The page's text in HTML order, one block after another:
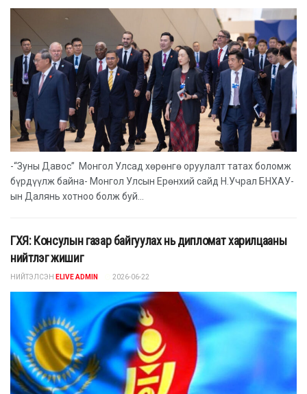
-“Зуны Давос” Монгол Улсад хөрөнгө оруулалт татах боломж
бүрдүүлж байна- Монгол Улсын Ерөнхий сайд Н.Учрал БНХАУ-
ын Далянь хотноо болж буй...
ГХЯ: Консулын газар байгуулах нь дипломат харилцааны
нийтлэг жишиг
НИЙТЭЛСЭН ELIVE ADMIN 2026-06-22